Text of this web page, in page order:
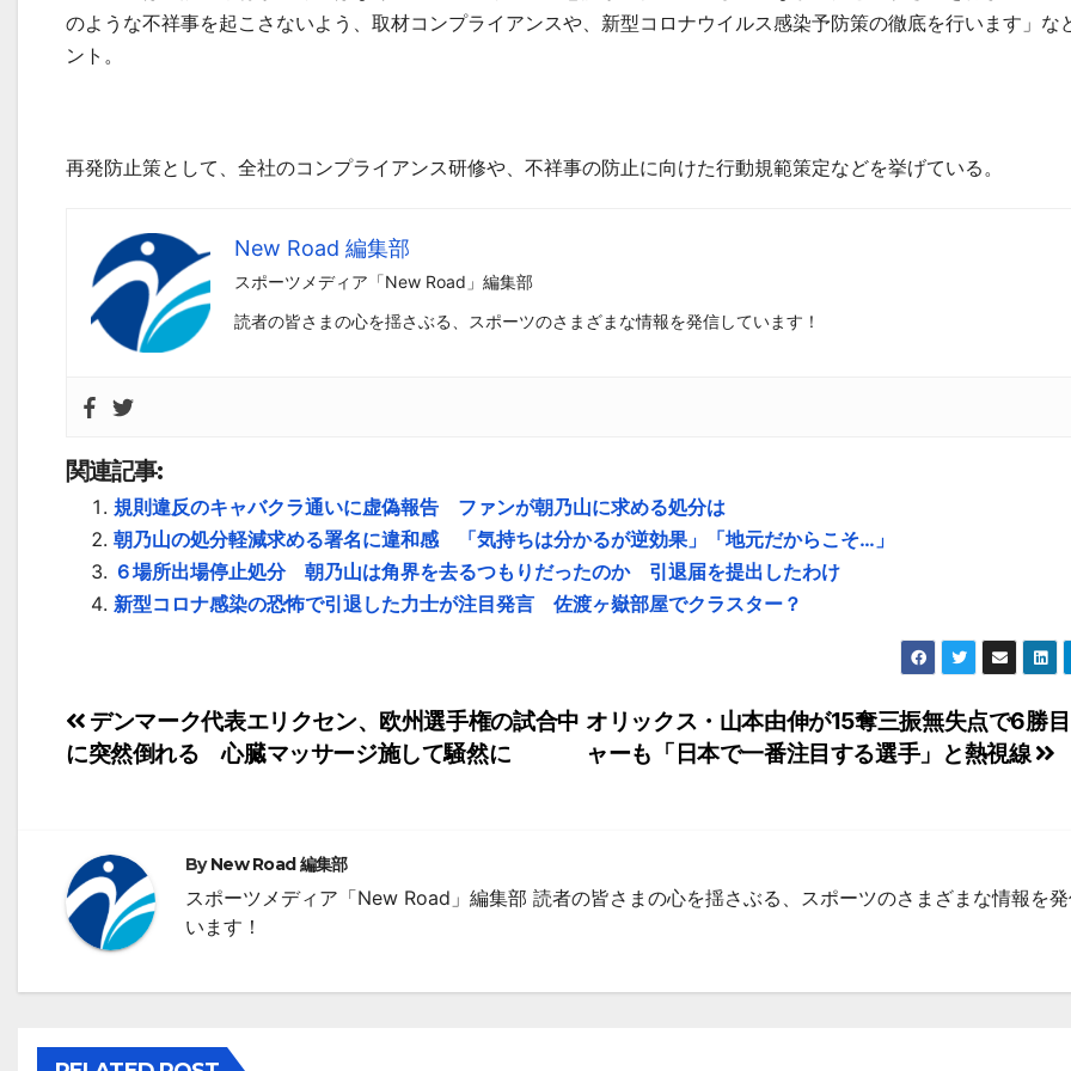
のような不祥事を起こさないよう、取材コンプライアンスや、新型コロナウイルス感染予防策の徹底を行います」な
ント。
再発防止策として、全社のコンプライアンス研修や、不祥事の防止に向けた行動規範策定などを挙げている。
New Road 編集部
スポーツメディア「New Road」編集部
読者の皆さまの心を揺さぶる、スポーツのさまざまな情報を発信しています！
関連記事:
規則違反のキャバクラ通いに虚偽報告 ファンが朝乃山に求める処分は
朝乃山の処分軽減求める署名に違和感 「気持ちは分かるが逆効果」「地元だからこそ…」
６場所出場停止処分 朝乃山は角界を去るつもりだったのか 引退届を提出したわけ
新型コロナ感染の恐怖で引退した力士が注目発言 佐渡ヶ嶽部屋でクラスター？
投
稿
ビ
ゲ
ー
シ
ョ
オリックス・山本由伸が15奪三振無失点で6勝
ャーも「日本で一番注目する選手」と熱視線
デンマーク代表エリクセン、欧州選手権の試合中
に突然倒れる 心臓マッサージ施して騒然に
ByNew Road 編集部
スポーツメディア「New Road」編集部 読者の皆さまの心を揺さぶる、スポーツのさまざまな情報を
います！